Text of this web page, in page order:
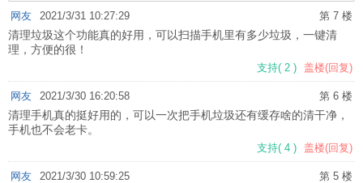
第 7 楼
网友 2021/3/31 10:27:29
清理垃圾这个功能真的好用，可以扫描手机里有多少垃圾，一键清
理，方便的很！
支持( 2 ) 盖楼(回复)
第 6 楼
网友 2021/3/30 16:20:58
清理手机真的挺好用的，可以一次把手机垃圾还有缓存啥的清干净，
手机也不会老卡。
支持( 4 ) 盖楼(回复)
第 5 楼
网友 2021/3/30 10:59:25